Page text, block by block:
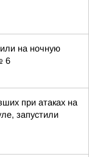
на ночную
6
при атаках на
запустили